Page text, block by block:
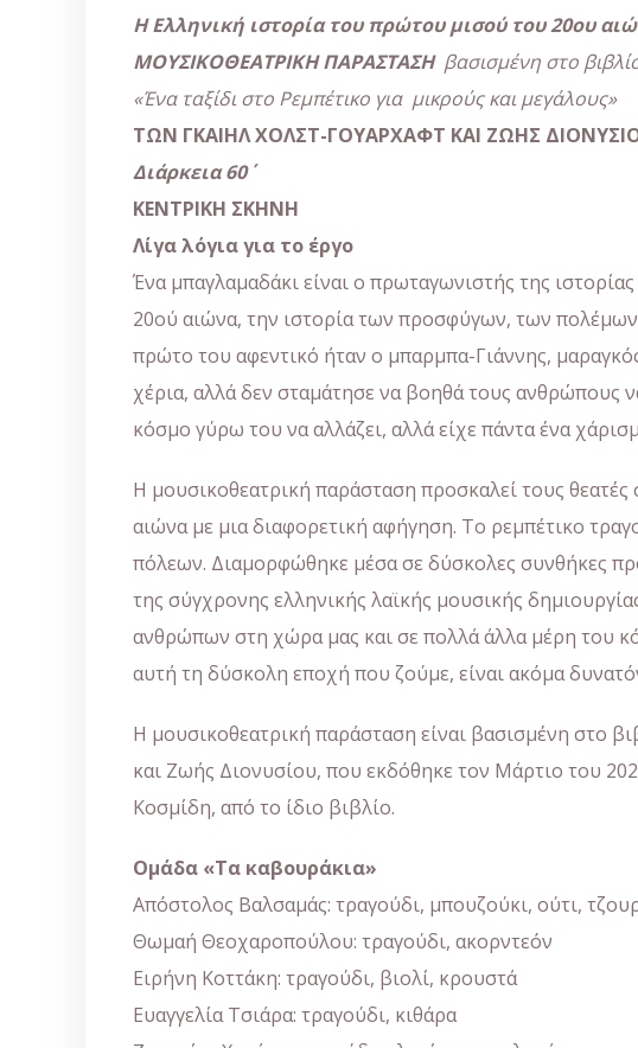
Η Ελληνική ιστορία του πρώτου μισού του 20ου
ΜΟΥΣΙΚΟΘΕΑΤΡΙΚΗ ΠΑΡΑΣΤΑΣΗ βασισμένη στο
«Ένα ταξίδι στο Ρεμπέτικο για μικρούς και μεγάλους»
ΤΩΝ ΓΚΑΙΗΛ ΧΟΛΣΤ-ΓΟΥΑΡΧΑΦΤ ΚΑΙ ΖΩΗΣ
Διάρκεια 60΄
ΚΕΝΤΡΙΚΗ ΣΚΗΝΗ
Λίγα λόγια για το έργο
Ένα μπαγλαμαδάκι είναι ο πρωταγωνιστής της
20ού αιώνα, την ιστορία των προσφύγων, των
πρώτο του αφεντικό ήταν ο μπαρμπα-Γιάννης,
χέρια, αλλά δεν σταμάτησε να βοηθά τους ανθρώπους
κόσμο γύρω του να αλλάζει, αλλά είχε πάντα ένα
Η μουσικοθεατρική παράσταση προσκαλεί τους
αιώνα με μια διαφορετική αφήγηση. Το ρεμπέτικο
πόλεων. Διαμορφώθηκε μέσα σε δύσκολες συνθήκες
της σύγχρονης ελληνικής λαϊκής μουσικής
ανθρώπων στη χώρα μας και σε πολλά άλλα μέρη του
αυτή τη δύσκολη εποχή που ζούμε, είναι ακόμα
Η μουσικοθεατρική παράσταση είναι βασισμένη στο
και Ζωής Διονυσίου, που εκδόθηκε τον Μάρτιο του
Κοσμίδη, από το ίδιο βιβλίο.
Ομάδα «Τα καβουράκια»
Απόστολος Βαλσαμάς: τραγούδι, μπουζούκι, ούτι,
Θωμαή Θεοχαροπούλου: τραγούδι, ακορντεόν
Ειρήνη Κοττάκη: τραγούδι, βιολί, κρουστά
Ευαγγελία Τσιάρα: τραγούδι, κιθάρα